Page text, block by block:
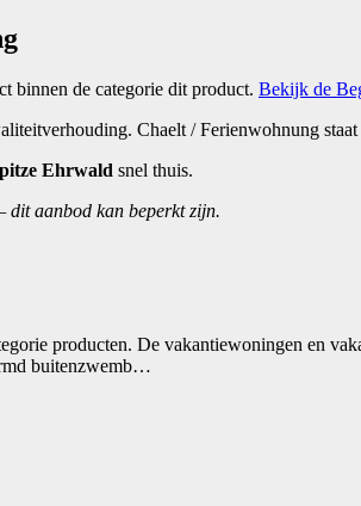
binnen de categorie dit product. Bekijk de
Chaelt / Ferienwohnung
Ehrwald snel thuis.
dit aanbod kan beperkt zijn.
producten. De vakantiewoningen en
buitenzwemb…